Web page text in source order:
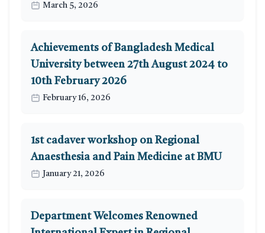
March 5, 2026
Achievements of Bangladesh Medical
University between 27th August 2024 to
10th February 2026
February 16, 2026
1st cadaver workshop on Regional
Anaesthesia and Pain Medicine at BMU
January 21, 2026
Department Welcomes Renowned